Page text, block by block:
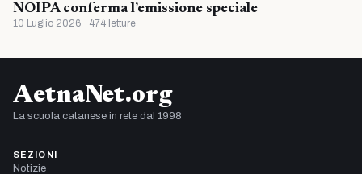
NOIPA conferma l’emissione speciale
10 Luglio 2026 · 474 letture
AetnaNet.org
La scuola catanese in rete dal 1998
SEZIONI
Notizie